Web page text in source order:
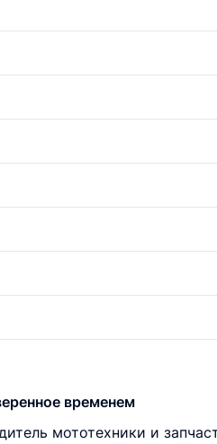
временем
мототехники и